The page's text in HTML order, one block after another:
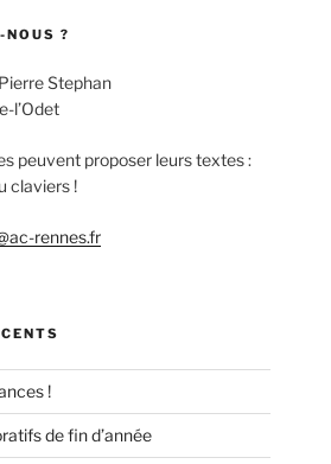
?
Stephan
l’Odet
peuvent proposer leurs textes :
claviers !
rennes.fr
!
de fin d’année